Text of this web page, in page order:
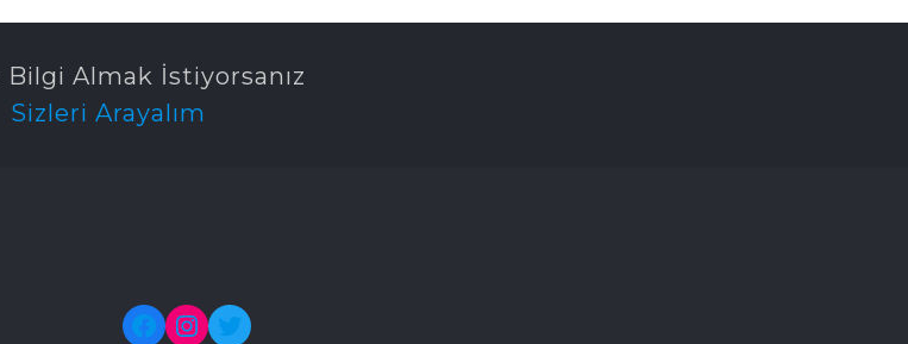
Bilgi Almak İstiyorsanız
Sizleri Arayalım
Facebook
Instagram
Twitter